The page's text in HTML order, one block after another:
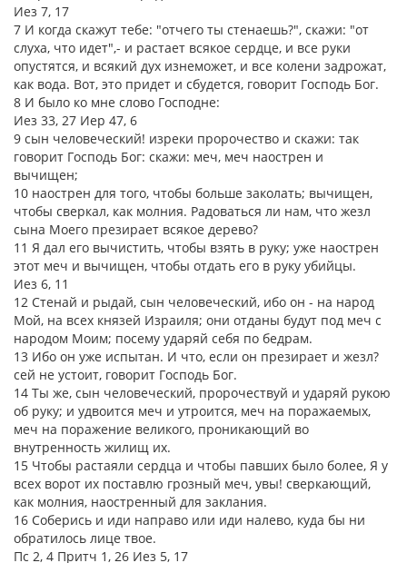
Иез 7, 17
7 И когда скажут тебе: "отчего ты стенаешь?", скажи: "от
слуха, что идет",- и растает всякое сердце, и все руки
опустятся, и всякий дух изнеможет, и все колени задрожат,
как вода. Вот, это придет и сбудется, говорит Господь Бог.
8 И было ко мне слово Господне:
Иез 33, 27 Иер 47, 6
9 сын человеческий! изреки пророчество и скажи: так
говорит Господь Бог: скажи: меч, меч наострен и
вычищен;
10 наострен для того, чтобы больше заколать; вычищен,
чтобы сверкал, как молния. Радоваться ли нам, что жезл
сына Моего презирает всякое дерево?
11 Я дал его вычистить, чтобы взять в руку; уже наострен
этот меч и вычищен, чтобы отдать его в руку убийцы.
Иез 6, 11
12 Стенай и рыдай, сын человеческий, ибо он - на народ
Мой, на всех князей Израиля; они отданы будут под меч с
народом Моим; посему ударяй себя по бедрам.
13 Ибо он уже испытан. И что, если он презирает и жезл?
сей не устоит, говорит Господь Бог.
14 Ты же, сын человеческий, пророчествуй и ударяй рукою
об руку; и удвоится меч и утроится, меч на поражаемых,
меч на поражение великого, проникающий во
внутренность жилищ их.
15 Чтобы растаяли сердца и чтобы павших было более, Я у
всех ворот их поставлю грозный меч, увы! сверкающий,
как молния, наостренный для заклания.
16 Соберись и иди направо или иди налево, куда бы ни
обратилось лице твое.
Пс 2, 4 Притч 1, 26 Иез 5, 17